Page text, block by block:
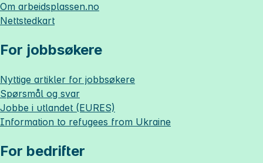
Om arbeidsplassen.no
Nettstedkart
For jobbsøkere
Nyttige artikler for jobbsøkere
Spørsmål og svar
Jobbe i utlandet (EURES)
Information to refugees from Ukraine
For bedrifter